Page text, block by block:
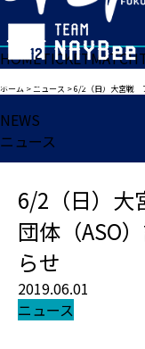
HOMETICKETMATCH
ホーム >ニュース >6/2（日）大宮戦
NEWS
ニュース
6/2（日）
団体（ASO
らせ
2019.06.01
ニュース